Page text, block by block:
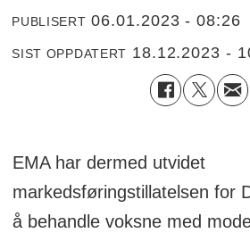
PUBLISERT 06.01.2023 - 08:26
SIST OPPDATERT 18.12.2023 -
EMA har dermed utvidet
markedsføringstillatelsen for
å behandle voksne med